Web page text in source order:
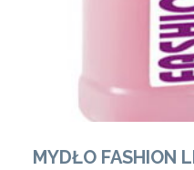
MYDŁO FASHION